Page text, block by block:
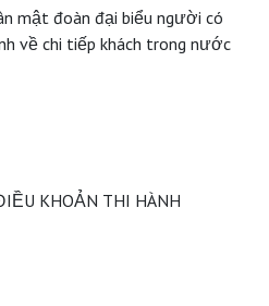
mật đoàn đại biểu người có
về chi tiếp khách trong nước
KHOẢN THI HÀNH